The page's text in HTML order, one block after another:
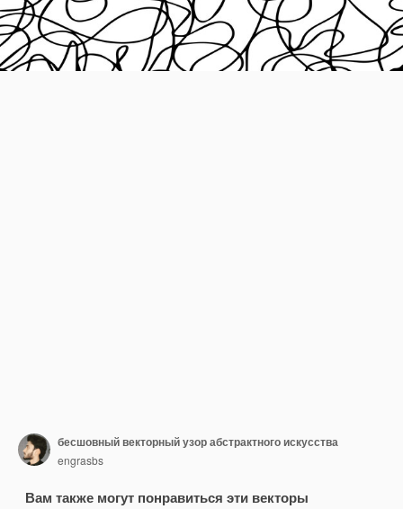
бесшовный векторный узор абстрактного искусства
engrasbs
Вам также могут понравиться эти векторы